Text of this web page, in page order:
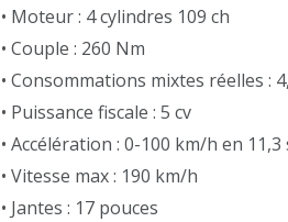
• Moteur : 4 cylindres 109 ch
• Couple : 260 Nm
• Consommations mixtes réelles :
• Puissance fiscale : 5 cv
• Accélération : 0-100 km/h en 11,3
• Vitesse max : 190 km/h
• Jantes : 17 pouces